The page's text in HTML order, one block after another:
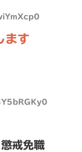
ます
戒免職